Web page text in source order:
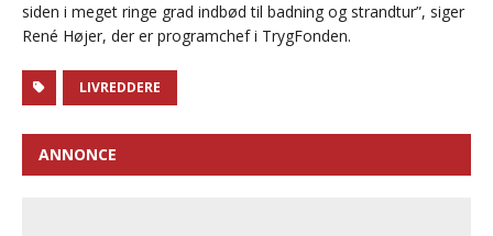
siden i meget ringe grad indbød til badning og strandtur”, siger
René Højer, der er programchef i TrygFonden.
LIVREDDERE
ANNONCE